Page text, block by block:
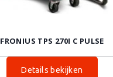
FRONIUS TPS 270I C PULSE
Details bekijken